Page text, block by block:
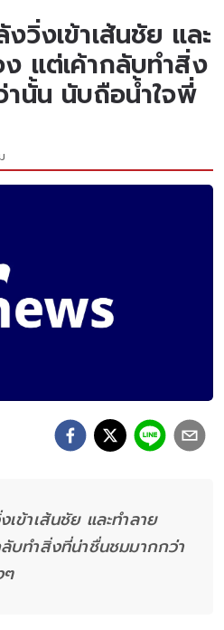
วิ่งเข้าเส้นชัย และ
แต่เค้ากลับทำสิ่ง
นั้น นับถือน้ำใจพี่
ข้าเส้นชัย และทำลาย
บทำสิ่งที่น่าชื่นชมมากกว่า